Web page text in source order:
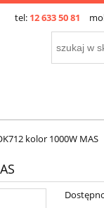
tel: 12 633 50 81
kolor 1000W MAS